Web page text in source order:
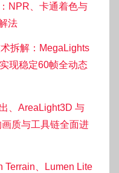
NPR、卡通着色与
法
拆解：MegaLights
现稳定60帧全动态
、AreaLight3D 与
质与工具链全面进
Terrain、Lumen Lite